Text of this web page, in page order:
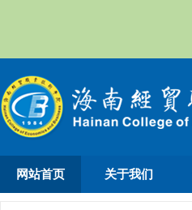
网站首页 关于我们